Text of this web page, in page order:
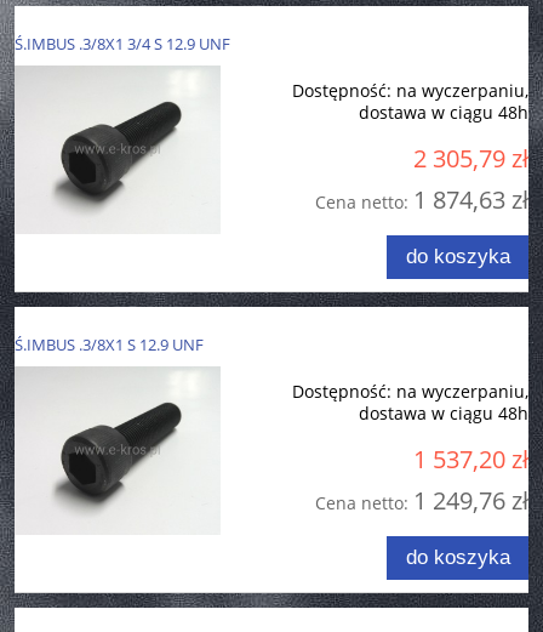
Ś.IMBUS .3/8X1 3/4 S 12.9 UNF
Dostępność: na wyczerpaniu,
dostawa w ciągu 48h
2 305,79 zł
Cena netto: 1 874,63 zł
do koszyka
Ś.IMBUS .3/8X1 S 12.9 UNF
Dostępność: na wyczerpaniu,
dostawa w ciągu 48h
1 537,20 zł
Cena netto: 1 249,76 zł
do koszyka